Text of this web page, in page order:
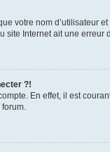
votre nom d’utilisateur
Internet ait une erreur
?!
En effet, il est